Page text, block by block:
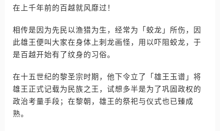
在上千年前的百越就风靡过！
相传是因为先民以渔猎为生，经常为「蛟龙」所伤，因
此雄王便叫大家在身体上刺龙画怪，用以吓阻蛟龙，于
是百越开始有了纹身的习俗。
在十五世纪的黎圣宗时期，他下令立了「雄王玉谱」将
雄王正式记载为民族之王，试想多半是为了巩固政权的
政治考量手段；在黎朝，雄王的祭祀与仪式也已臻成
熟。